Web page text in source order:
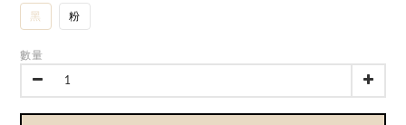
黑 粉
數量